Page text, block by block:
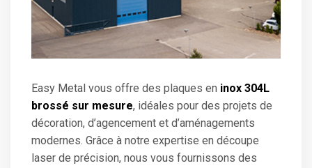
Easy Metal vous offre des plaques en inox 304L
brossé sur mesure, idéales pour des projets de
décoration, d’agencement et d’aménagements
modernes. Grâce à notre expertise en découpe
laser de précision, nous vous fournissons des